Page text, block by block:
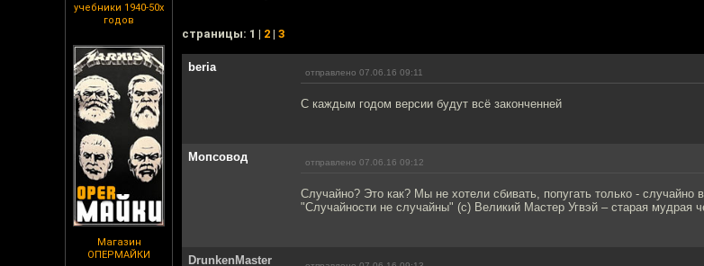
учебники 1940-50х
годов
Магазин
ОПЕРМАЙКИ
cтраницы: 1 | 2 | 3
beria отправлено 07.06.16 09:11
С каждым годом версии будут всё законченней
Мопсовод отправлено 07.06.16 09:12
Случайно? Это как? Мы не хотели сбивать, попугать только - случайно
"Случайности не случайны" (c) Великий Мастер Угвэй – старая мудрая
DrunkenMaster